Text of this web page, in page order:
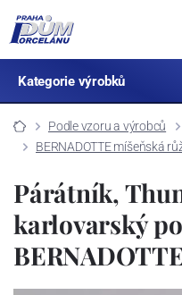
Kategorie výrobků
Podle vzoru a výrobců
BERNADOTTE míšeňská
Párátník,
karlovarský